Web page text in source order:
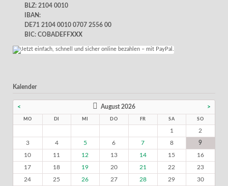
BLZ: 2104 0010
IBAN:
DE71 2104 0010 0707 2556 00
BIC: COBADEFFXXX
Kalender
< August 2026 >
MO DI MI DO FR SA SO
1
2
3
4 5 6 7 8
9
10
11 12 13 14 15
16
17
18 19 20 21 22
23
24
25 26 27 28 29 30